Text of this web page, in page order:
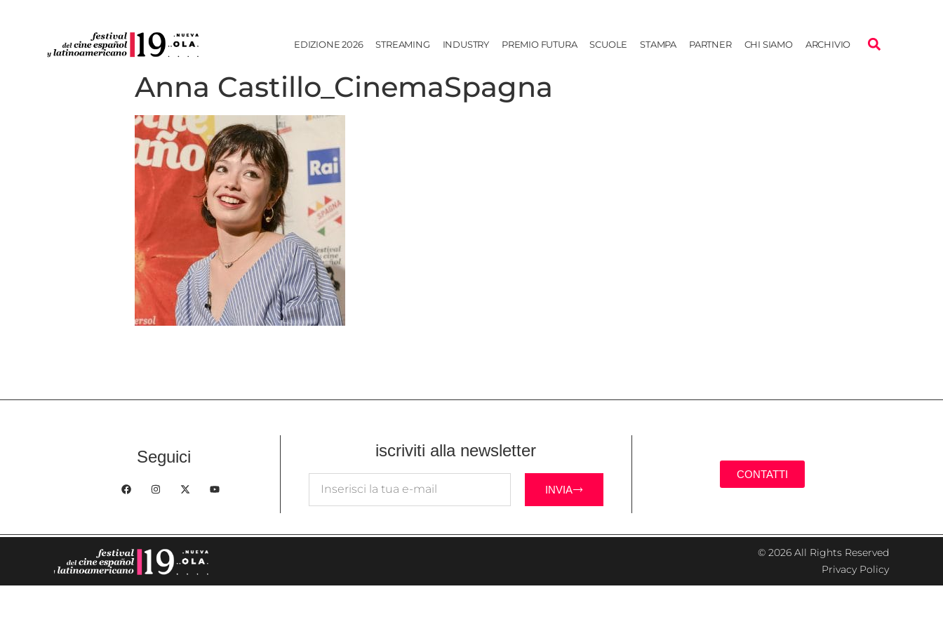
EDIZIONE 2026 STREAMING INDUSTRY PREMIO FUTURA SCUOLE STAMPA PARTNER CHI SIAMO ARCHIVIO
Anna Castillo_CinemaSpagna
Seguici iscriviti alla newsletter
INVIA
CONTATTI
© 2026 All Rights Reserved
Privacy Policy